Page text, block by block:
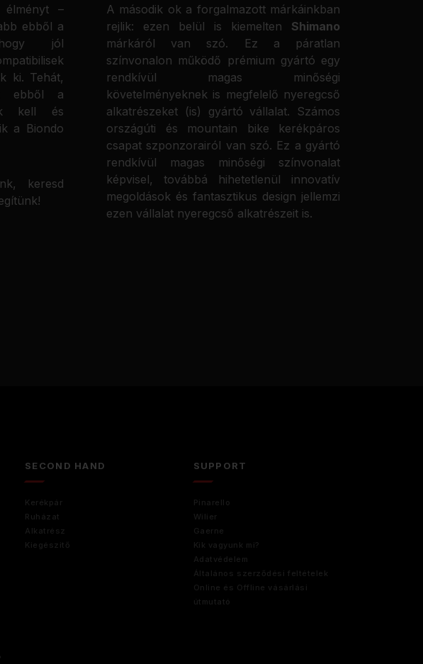
élményt –
ebből a
jól
ki. Tehát,
ebből a
kell és
a Biondo
keresd
A második ok a forgalmazott márkáinkban
rejlik: ezen belül is kiemelten Shimano
márkáról van szó. Ez a páratlan
színvonalon működő prémium gyártó egy
rendkívül magas minőségi
követelményeknek is megfelelő nyeregcső
alkatrészeket (is) gyártó vállalat. Számos
országúti és mountain bike kerékpáros
csapat szponzorairól van szó. Ez a gyártó
rendkívül magas minőségi színvonalat
képvisel, továbbá hihetetlenül innovatív
megoldások és fantasztikus design jellemzi
ezen vállalat nyeregcső alkatrészeit is.
SECOND HAND
Kerékpár
Ruházat
Alkatrész
Kiegészitő
SUPPORT
Pinarello
Wilier
Gaerne
Kik vagyunk mi?
Adatvédelem
Általános szerződési feltételek
Online és Offline vásárlási
útmutató